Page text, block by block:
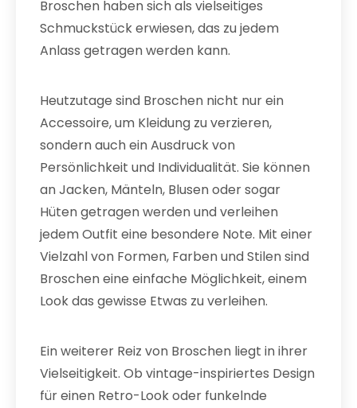
Broschen haben sich als vielseitiges
Schmuckstück erwiesen, das zu jedem
Anlass getragen werden kann.
Heutzutage sind Broschen nicht nur ein
Accessoire, um Kleidung zu verzieren,
sondern auch ein Ausdruck von
Persönlichkeit und Individualität. Sie können
an Jacken, Mänteln, Blusen oder sogar
Hüten getragen werden und verleihen
jedem Outfit eine besondere Note. Mit einer
Vielzahl von Formen, Farben und Stilen sind
Broschen eine einfache Möglichkeit, einem
Look das gewisse Etwas zu verleihen.
Ein weiterer Reiz von Broschen liegt in ihrer
Vielseitigkeit. Ob vintage-inspiriertes Design
für einen Retro-Look oder funkelnde